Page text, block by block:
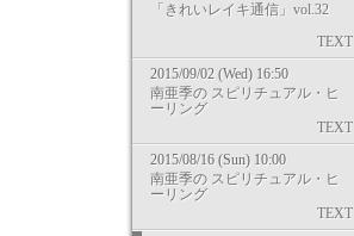
「きれいレイキ通信」vol.32
TEXT
2015/09/02 (Wed) 16:50
南亜季の スピリチュアル・ヒ
ーリング
TEXT
2015/08/16 (Sun) 10:00
南亜季の スピリチュアル・ヒ
ーリング
TEXT